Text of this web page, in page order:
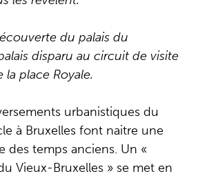
du palais du
disparu au circuit de visite
la place Royale.
urbanistiques du
à Bruxelles font naitre une
des temps anciens. Un «
Vieux-Bruxelles » se met en